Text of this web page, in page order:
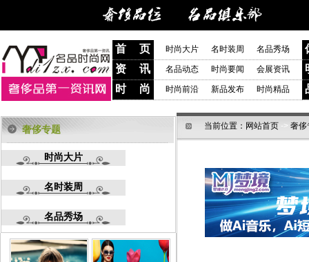
首 页 时尚大片 名时装周名品秀场
资 讯
名品动态 时尚要闻 会展资讯
时 尚
时尚前沿 新品发布 时尚精品
奢侈专题
时尚大片
名时装周
名品秀场
当前位置： 网站首页 -> 奢侈